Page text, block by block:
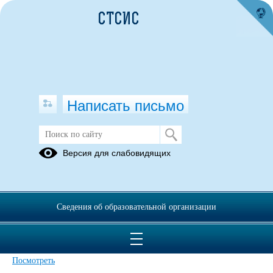
ОПОП Оператор-наладчик
(10 месяцев) 2024
Опубликовано на сайте
Посмотреть
СТСИС
Написать письмо
Версия для слабовидящих
Сведения об образовательной организации